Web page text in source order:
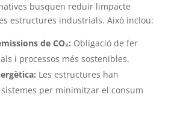
busquen reduir limpacte
estructures industrials. Això inclou:
de CO₂: Obligació de fer
i processos més sostenibles.
Les estructures han
per minimitzar el consum